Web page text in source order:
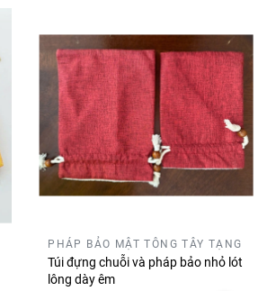
PHÁP BẢO MẬT TÔNG TÂY TẠNG
Túi đựng chuỗi và pháp bảo nhỏ lót
lông dày êm